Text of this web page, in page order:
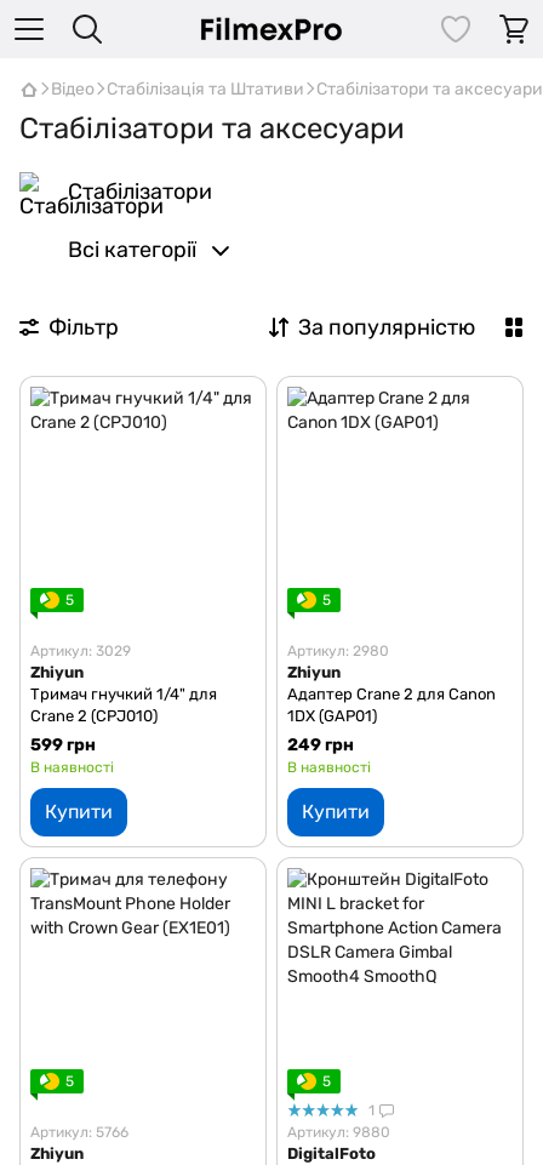
Відео Стабілізація та Штативи Стабілізатори та аксесуари
Стабілізатори та аксесуари
Стабілізатори
Всі категорії
Фільтр За популярністю
5
Артикул: 3029
Zhiyun
Тримач гнучкий 1/4" для
Crane 2 (CPJ010)
599 грн
В наявності
Купити
5
Артикул: 2980
Zhiyun
Адаптер Crane 2 для Canon
1DX (GAP01)
249 грн
В наявності
Купити
5
Артикул: 5766
Zhiyun
5
1
Артикул: 9880
DigitalFoto